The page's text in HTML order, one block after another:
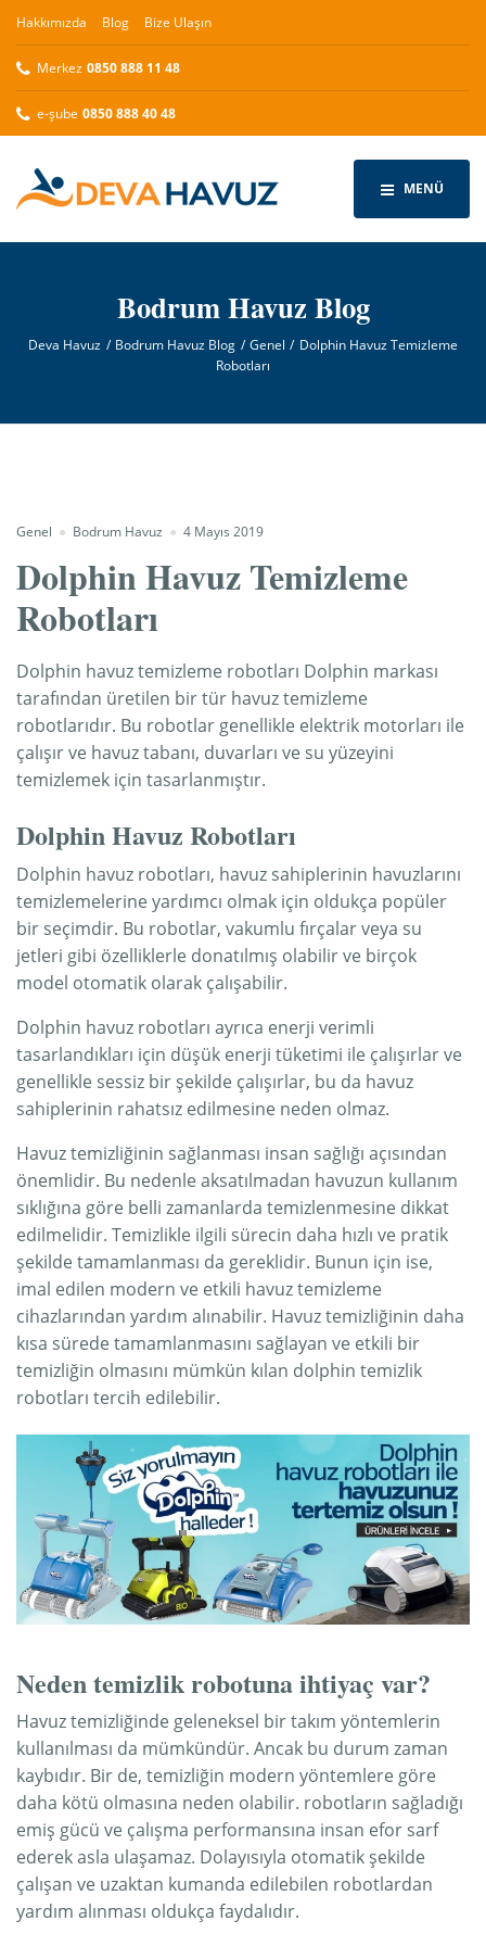
Hakkımızda Blog Bize Ulaşın
Merkez 0850 888 11 48
e-şube 0850 888 40 48
MENÜ
Bodrum Havuz Blog
Deva Havuz Bodrum Havuz Blog Genel
Dolphin Havuz Temizleme
Robotları
Genel Bodrum Havuz 4 Mayıs 2019
Dolphin Havuz Temizleme
Robotları
Dolphin havuz temizleme robotları Dolphin markası
tarafından üretilen bir tür havuz temizleme
robotlarıdır. Bu robotlar genellikle elektrik motorları ile
çalışır ve havuz tabanı, duvarları ve su yüzeyini
temizlemek için tasarlanmıştır.
Dolphin Havuz Robotları
Dolphin havuz robotları, havuz sahiplerinin havuzlarını
temizlemelerine yardımcı olmak için oldukça popüler
bir seçimdir. Bu robotlar, vakumlu fırçalar veya su
jetleri gibi özelliklerle donatılmış olabilir ve birçok
model otomatik olarak çalışabilir.
Dolphin havuz robotları ayrıca enerji verimli
tasarlandıkları için düşük enerji tüketimi ile çalışırlar ve
genellikle sessiz bir şekilde çalışırlar, bu da havuz
sahiplerinin rahatsız edilmesine neden olmaz.
Havuz temizliğinin sağlanması insan sağlığı açısından
önemlidir. Bu nedenle aksatılmadan havuzun kullanım
sıklığına göre belli zamanlarda temizlenmesine dikkat
edilmelidir. Temizlikle ilgili sürecin daha hızlı ve pratik
şekilde tamamlanması da gereklidir. Bunun için ise,
imal edilen modern ve etkili havuz temizleme
cihazlarından yardım alınabilir. Havuz temizliğinin daha
kısa sürede tamamlanmasını sağlayan ve etkili bir
temizliğin olmasını mümkün kılan dolphin temizlik
robotları tercih edilebilir.
Neden temizlik robotuna ihtiyaç var?
Havuz temizliğinde geleneksel bir takım yöntemlerin
kullanılması da mümkündür. Ancak bu durum zaman
kaybıdır. Bir de, temizliğin modern yöntemlere göre
daha kötü olmasına neden olabilir. robotların sağladığı
emiş gücü ve çalışma performansına insan efor sarf
ederek asla ulaşamaz. Dolayısıyla otomatik şekilde
çalışan ve uzaktan kumanda edilebilen robotlardan
yardım alınması oldukça faydalıdır.